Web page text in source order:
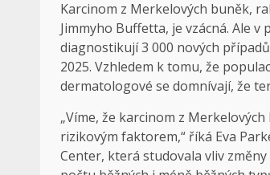
Karcinom z Merkelových buněk,
Jimmyho Buffetta, je vzácná. Ale
diagnostikují 3 000 nových
2025. Vzhledem k tomu, že
dermatologové se domnívají, že
„Víme, že karcinom z
rizikovým faktorem,“ říká Eva
Center, která studovala vliv